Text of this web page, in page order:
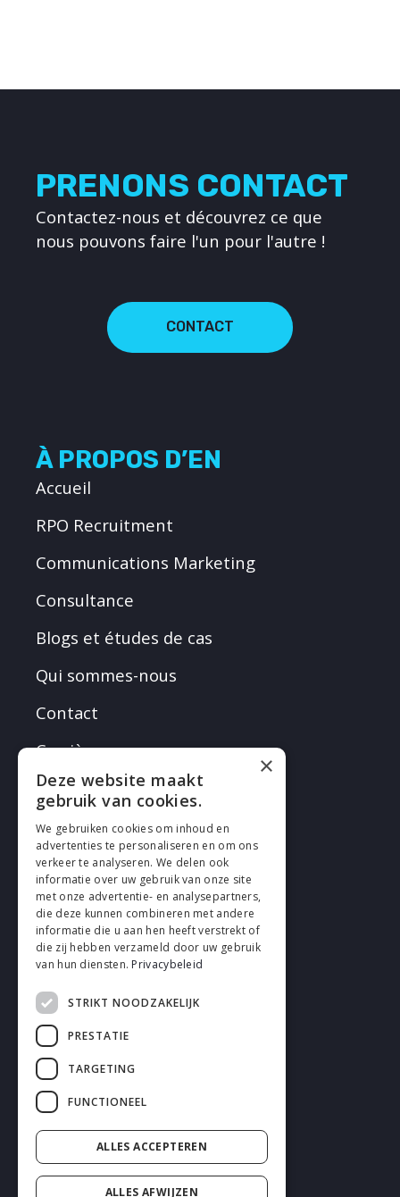
PRENONS CONTACT
Contactez-nous et découvrez ce que
nous pouvons faire l'un pour l'autre !
CONTACT
À PROPOS D’EN
Accueil
RPO Recruitment
Communications Marketing
Consultance
Blogs et études de cas
Qui sommes-nous
Contact
Carrières
SUIVEZ EN
Cookies
Confidentialité
Déclaration de non-responsabilité
Conditions générales
×
Deze website maakt
gebruik van cookies.
We gebruiken cookies om inhoud en
advertenties te personaliseren en om ons
verkeer te analyseren. We delen ook
informatie over uw gebruik van onze site
met onze advertentie- en analysepartners,
die deze kunnen combineren met andere
informatie die u aan hen heeft verstrekt of
die zij hebben verzameld door uw gebruik
van hun diensten. Privacybeleid
STRIKT NOODZAKELIJK
PRESTATIE
TARGETING
FUNCTIONEEL
ALLES ACCEPTEREN
ALLES AFWIJZEN